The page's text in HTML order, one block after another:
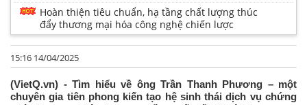
Hoàn thiện tiêu chuẩn, hạ tầng chất lượng thúc
đẩy thương mại hóa công nghệ chiến lược
15:16 14/04/2025
(VietQ.vn) - Tìm hiểu về ông Trần Thanh Phương – một
chuyên gia tiên phong kiến tạo hệ sinh thái dịch vụ chứng